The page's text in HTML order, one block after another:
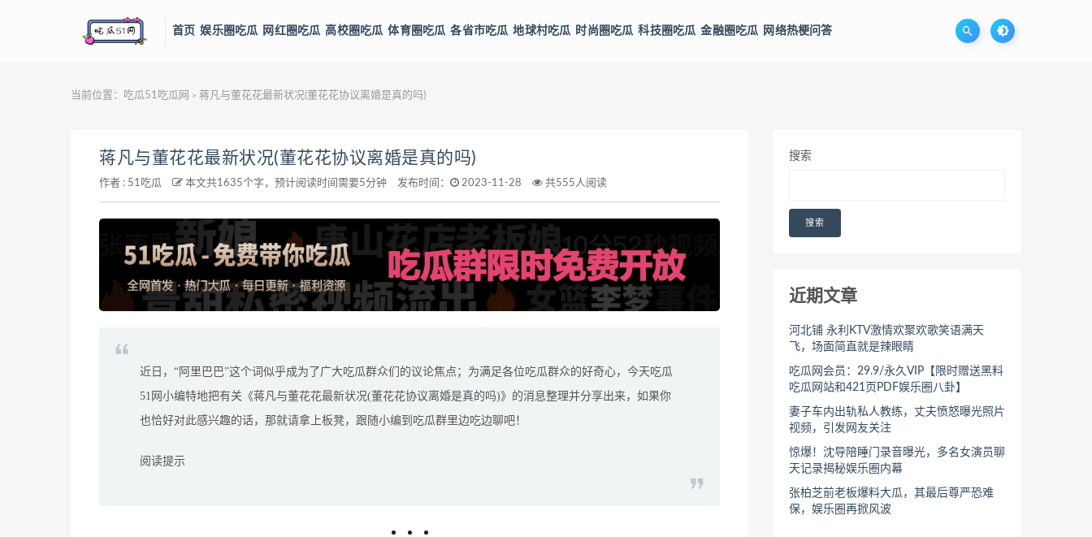
首页 娱乐圈吃瓜 网红圈吃瓜 高校圈吃瓜 体育圈吃瓜 各省市吃瓜 地球村吃瓜 时尚圈吃瓜 科技圈吃瓜 金融圈吃瓜 网络热梗问答
当前位置： 吃瓜51吃瓜网 > 蒋凡与董花花最新状况(董花花协议离婚是真的吗)
蒋凡与董花花最新状况(董花花协议离婚是真的吗)
作者 : 51吃瓜 本文共1635个字，预计阅读时间需要5分钟 发布时间： 2023-11-28 共555人阅读
近日，“阿里巴巴”这个词似乎成为了广大吃瓜群众们的议论焦点；为满足各位吃瓜群众的好奇心，今天吃瓜
51网小编特地把有关《蒋凡与董花花最新状况(董花花协议离婚是真的吗)》的消息整理并分享出来，如果你
也恰好对此感兴趣的话，那就请拿上板凳，跟随小编到吃瓜群里边吃边聊吧！
阅读提示
搜索
搜索
近期文章
河北铺 永利KTV激情欢聚欢歌笑语满天
飞，场面简直就是辣眼睛
吃瓜网会员：29.9/永久VIP【限时赠送黑料
吃瓜网站和421页PDF娱乐圈八卦】
妻子车内出轨私人教练，丈夫愤怒曝光照片
视频，引发网友关注
惊爆！沈导陪睡门录音曝光，多名女演员聊
天记录揭秘娱乐圈内幕
张柏芝前老板爆料大瓜，其最后尊严恐难
保，娱乐圈再掀风波